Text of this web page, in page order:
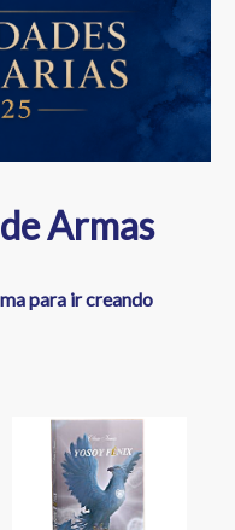
Armas
para ir creando